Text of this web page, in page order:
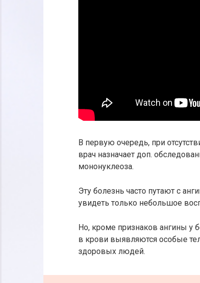
В первую очередь, при
врач назначает доп.
мононуклеоза.
Эту болезнь часто путают с
увидеть только небольшое
Но, кроме признаков ангины у
в крови выявляются особые
здоровых людей.